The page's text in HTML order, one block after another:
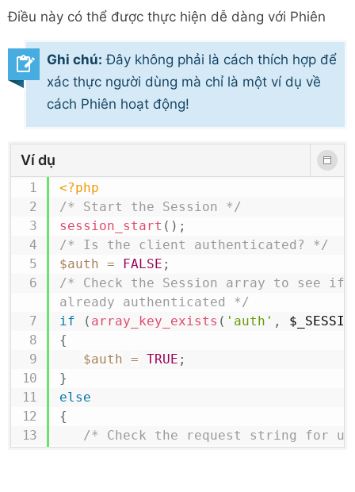
Điều này có thể được thực hiện dễ dàng với Phiên
Ghi chú: Đây không phải là cách thích hợp để
xác thực người dùng mà chỉ là một ví dụ về
cách Phiên hoạt động!
Ví dụ
<?php
/* Start the Session */
session_start ( ) ;
/* Is the client authenticated? */
$auth = FALSE ;
/* Check the Session array to see
already authenticated */
if
( array_key_exists ( 'auth' ,
{
$auth = TRUE ;
}
else
{
/* Check the request string for